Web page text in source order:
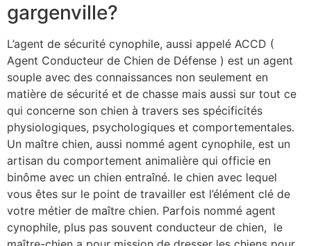
gargenville?
L’agent de sécurité cynophile, aussi appelé ACCD (
Agent Conducteur de Chien de Défense ) est un agent
souple avec des connaissances non seulement en
matière de sécurité et de chasse mais aussi sur tout ce
qui concerne son chien à travers ses spécificités
physiologiques, psychologiques et comportementales.
Un maître chien, aussi nommé agent cynophile, est un
artisan du comportement animalière qui officie en
binôme avec un chien entraîné. le chien avec lequel
vous êtes sur le point de travailler est l’élément clé de
votre métier de maître chien. Parfois nommé agent
cynophile, plus pas souvent conducteur de chien, le